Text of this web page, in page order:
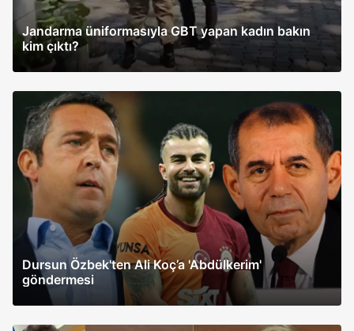
Jandarma üniformasıyla GBT yapan kadın bakın
kim çıktı?
Dursun Özbek'ten Ali Koç’a 'Abdülkerim'
göndermesi